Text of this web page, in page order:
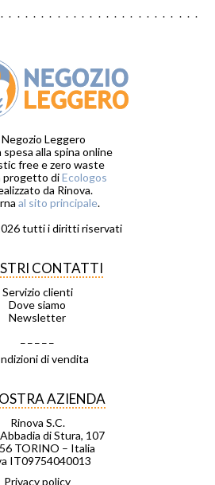
Negozio Leggero
spesa alla spina online
free e zero waste
progetto diEcologos
da Rinova.
al sito principale.
tutti i diritti riservati
CONTATTI
Servizio clienti
Dove siamo
Newsletter
di vendita
AZIENDA
Rinova S.C.
di Stura, 107
TORINO – Italia
IT09754040013
Privacy policy